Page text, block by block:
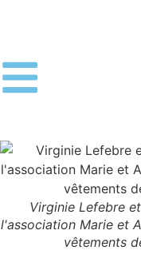
Virginie Lefebre
l'association Marie et
vêtements